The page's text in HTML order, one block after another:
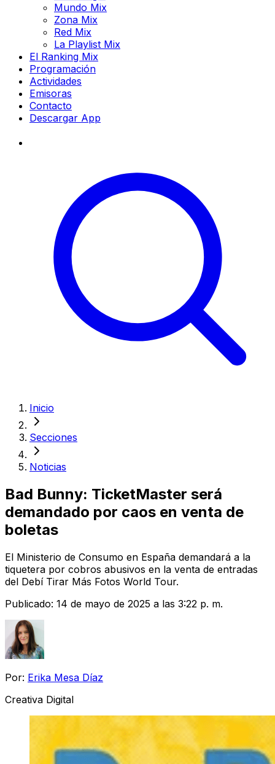
Mundo Mix
Zona Mix
Red Mix
La Playlist Mix
El Ranking Mix
Programación
Actividades
Emisoras
Contacto
Descargar App
Inicio
Secciones
Noticias
Bad Bunny: TicketMaster será
demandado por caos en venta de
boletas
El Ministerio de Consumo en España demandará a la
tiquetera por cobros abusivos en la venta de entradas
del Debí Tirar Más Fotos World Tour.
Publicado: 14 de mayo de 2025 a las 3:22 p. m.
Por: Erika Mesa Díaz
Creativa Digital